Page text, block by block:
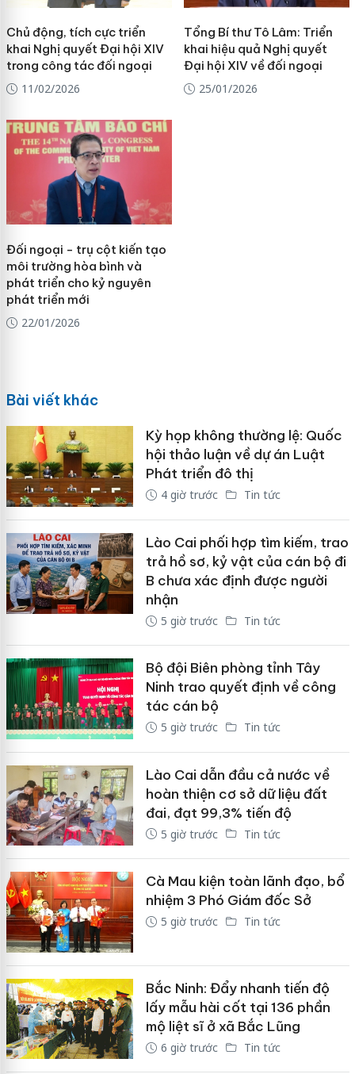
Chủ động, tích cực triển
khai Nghị quyết Đại hội XIV
trong công tác đối ngoại
11/02/2026
Tổng Bí thư Tô Lâm: Triển
khai hiệu quả Nghị quyết
Đại hội XIV về đối ngoại
25/01/2026
Đối ngoại - trụ cột kiến tạo
môi trường hòa bình và
phát triển cho kỷ nguyên
phát triển mới
22/01/2026
Bài viết khác
Kỳ họp không thường lệ: Quốc
hội thảo luận về dự án Luật
Phát triển đô thị
4 giờ trước Tin tức
Lào Cai phối hợp tìm kiếm, trao
trả hồ sơ, kỷ vật của cán bộ đi
B chưa xác định được người
nhận
5 giờ trước Tin tức
Bộ đội Biên phòng tỉnh Tây
Ninh trao quyết định về công
tác cán bộ
5 giờ trước Tin tức
Lào Cai dẫn đầu cả nước về
hoàn thiện cơ sở dữ liệu đất
đai, đạt 99,3% tiến độ
5 giờ trước Tin tức
Cà Mau kiện toàn lãnh đạo, bổ
nhiệm 3 Phó Giám đốc Sở
5 giờ trước Tin tức
Bắc Ninh: Đẩy nhanh tiến độ
lấy mẫu hài cốt tại 136 phần
mộ liệt sĩ ở xã Bắc Lũng
6 giờ trước Tin tức